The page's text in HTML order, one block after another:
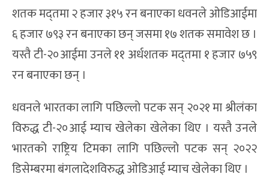
शतक मद्तमा २ हजार ३१५ रन बनाएका धवनले ओडिआईमा
६ हजार ७९३ रन बनाएका छन् जसमा १७ शतक समावेश छ ।
यस्तै टी-२०आईमा उनले ११ अर्धशतक मद्तमा १ हजार ७५९
रन बनाएका छन् ।
धवनले भारतका लागि पछिल्लो पटक सन् २०२१ मा श्रीलंका
विरुद्ध टी-२०आई म्याच खेलेका खेलेका थिए । यस्तै उनले
भारतको राष्ट्रिय टिमका लागि पछिल्लो पटक सन् २०२२
डिसेम्बरमा बंगलादेशविरुद्ध ओडिआई म्याच खेलेका थिए ।